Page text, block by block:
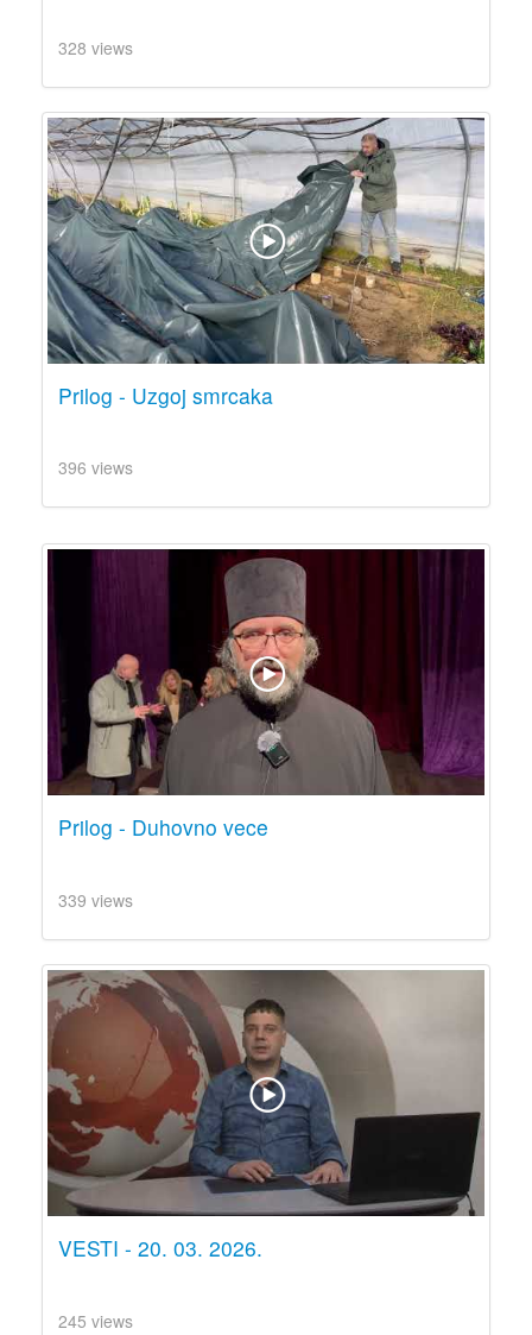
328 views
Prilog - Uzgoj smrcaka
396 views
Prilog - Duhovno vece
339 views
VESTI - 20. 03. 2026.
245 views